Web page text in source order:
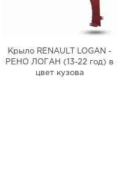
Крыло RENAULT LOGAN -
РЕНО ЛОГАН (13-22 год) в
цвет кузова